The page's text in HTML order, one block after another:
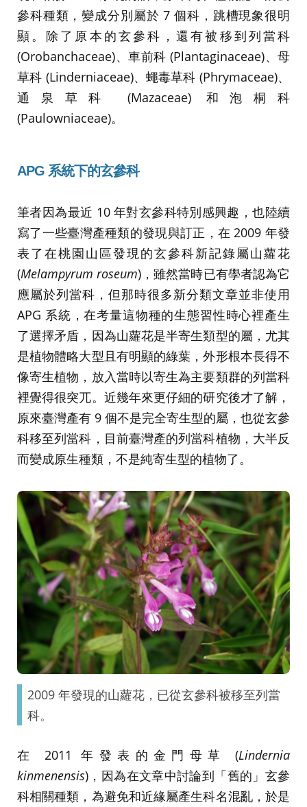
參科種類，變成分別屬於 7 個科，跳槽現象很明
顯。除了原本的玄參科，還有被移到列當科
(Orobanchaceae)、車前科 (Plantaginaceae)、母
草科 (Linderniaceae)、蠅毒草科 (Phrymaceae)、
通泉草科 (Mazaceae) 和泡桐科
(Paulowniaceae)。
APG 系統下的玄參科
筆者因為最近 10 年對玄參科特別感興趣，也陸續
寫了一些臺灣產種類的發現與訂正，在 2009 年發
表了在桃園山區發現的玄參科新記錄屬山蘿花
(Melampyrum roseum)，雖然當時已有學者認為它
應屬於列當科，但那時很多新分類文章並非使用
APG 系統，在考量這物種的生態習性時心裡產生
了選擇矛盾，因為山蘿花是半寄生類型的屬，尤其
是植物體略大型且有明顯的綠葉，外形根本長得不
像寄生植物，放入當時以寄生為主要類群的列當科
裡覺得很突兀。近幾年來更仔細的研究後才了解，
原來臺灣產有 9 個不是完全寄生型的屬，也從玄參
科移至列當科，目前臺灣產的列當科植物，大半反
而變成原生種類，不是純寄生型的植物了。
2009 年發現的山蘿花，已從玄參科被移至列當
科。
在 2011 年發表的金門母草 (Lindernia
kinmenensis)，因為在文章中討論到「舊的」玄參
科相關種類，為避免和近緣屬產生科名混亂，於是